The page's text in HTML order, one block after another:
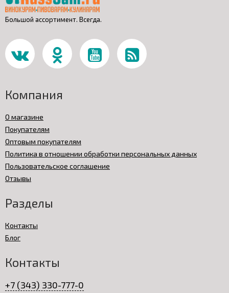
Большой ассортимент. Всегда.
Компания
О магазине
Покупателям
Оптовым покупателям
Политика в отношении обработки персональных данных
Пользовательское соглашение
Отзывы
Разделы
Контакты
Блог
Контакты
+7 (343) 330-777-0